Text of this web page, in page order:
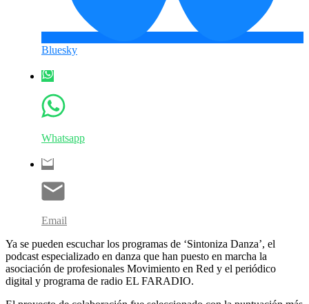
Bluesky
Whatsapp
Email
Ya se pueden escuchar los programas de ‘Sintoniza Danza’, el
podcast especializado en danza que han puesto en marcha la
asociación de profesionales Movimiento en Red y el periódico
digital y programa de radio EL FARADIO.